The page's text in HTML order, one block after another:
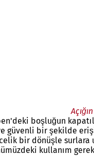
boşluğun
güvenli bir şekilde
bir dönüşle surlara
kullanım